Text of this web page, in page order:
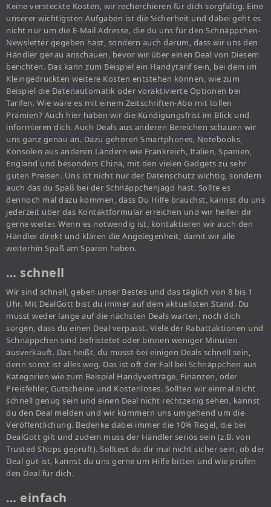
Keine versteckte Kosten, wir recherchieren für dich sorgfältig. Eine
unserer wichtigsten Aufgaben ist die Sicherheit und dabei geht es
nicht nur um die E-Mail Adresse, die du uns für den Schnäppchen-
Newsletter gegeben hast, sondern auch darum, dass wir uns den
Händler genau anschauen, bevor wir über einen Deal von Diesem
berichten. Das kann zum Beispiel ein Handytarif sein, bei dem im
Kleingedruckten weitere Kosten entstehen können, wie zum
Beispiel die Datenautomatik oder voraktivierte Optionen bei
Tarifen. Wie wäre es mit einem Zeitschriften-Abo mit tollen
Prämien? Auch hier haben wir die Kündigungsfrist im Blick und
informieren dich. Auch Deals aus anderen Bereichen schauen wir
uns ganz genau an. Dazu gehören Smartphones, Notebooks,
Konsolen aus anderen Ländern wie Frankreich, Italien, Spanien,
England und besonders China, mit den vielen Gadgets zu sehr
guten Preisen. Uns ist nicht nur der Datenschutz wichtig, sondern
auch das du Spaß bei der Schnäppchenjagd hast. Sollte es
dennoch mal dazu kommen, dass Du Hilfe brauchst, kannst du uns
jederzeit über das Kontaktformular erreichen und wir helfen dir
gerne weiter. Wenn es notwendig ist, kontaktieren wir auch den
Händler direkt und klären die Angelegenheit, damit wir alle
weiterhin Spaß am Sparen haben.
… schnell
Wir sind schnell, geben unser Bestes und das täglich von 8 bis 1
Uhr. Mit DealGott bist du immer auf dem aktuellsten Stand. Du
musst weder lange auf die nächsten Deals warten, noch dich
sorgen, dass du einen Deal verpasst. Viele der Rabattaktionen und
Schnäppchen sind befristetet oder binnen weniger Minuten
ausverkauft. Das heißt, du musst bei einigen Deals schnell sein,
denn sonst ist alles weg. Das ist oft der Fall bei Schnäppchen aus
Kategorien wie zum Beispiel Handyverträge, Finanzen, oder
Preisfehler, Gutscheine und Kostenloses. Sollten wir einmal nicht
schnell genug sein und einen Deal nicht rechtzeitig sehen, kannst
du den Deal melden und wir kümmern uns umgehend um die
Veröffentlichung. Bedenke dabei immer die 10% Regel, die bei
DealGott gilt und zudem muss der Händler seriös sein (z.B. von
Trusted Shops geprüft). Solltest du dir mal nicht sicher sein, ob der
Deal gut ist, kannst du uns gerne um Hilfe bitten und wie prüfen
den Deal für dich.
… einfach